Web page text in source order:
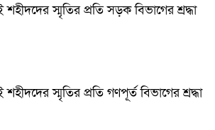
শহীদদের স্মৃতির প্রতি সড়ক বিভাগের শ্রদ্ধা
স্মৃতির প্রতি গণপূর্ত বিভাগের শ্রদ্ধা